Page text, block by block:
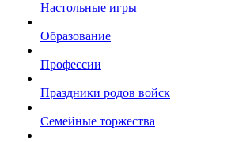
Настольные игры
Образование
Профессии
Праздники родов войск
Семейные торжества